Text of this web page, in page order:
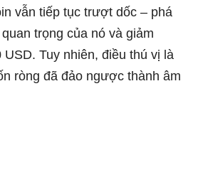
vẫn tiếp tục trượt dốc – phá
trọng của nó và giảm
Tuy nhiên, điều thú vị là
ròng đã đảo ngược thành âm